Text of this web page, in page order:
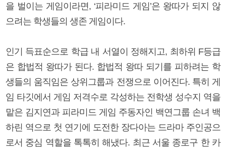
을 벌이는 게임이라면, ‘피라미드 게임’은 왕따가 되지 않
으려는 학생들의 생존 게임이다.
인기 득표순으로 학급 내 서열이 정해지고, 최하위 F등급
은 합법적 왕따가 된다. 합법적 왕따 되기를 피하려는 학
생들의 움직임은 상위그룹과 전쟁으로 이어진다. 특히 게
임 타깃에서 게임 저격수로 각성하는 전학생 성수지 역을
맡은 김지연과 피라미드 게임 주동자인 백연그룹 손녀 백
하린 역으로 첫 연기에 도전한 장다아는 드라마 주인공으
로서 중심 역할을 톡톡히 해냈다. 최근 서울 종로구 한 카